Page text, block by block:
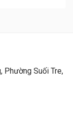
Phường Suối Tre,